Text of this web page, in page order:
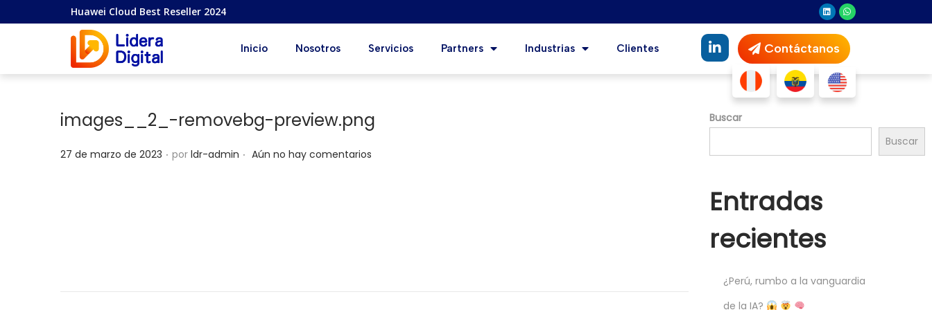
Huawei Cloud Best Reseller 2024
Inicio Nosotros Servicios Partners Industrias Clientes Contáctanos
images__2_-removebg-preview.png
P
27 de marzo de 2023 . por ldr-admin . Aún no hay comentarios
Buscar
Buscar
Entradas
recientes
¿Perú, rumbo a la vanguardia
de la IA?